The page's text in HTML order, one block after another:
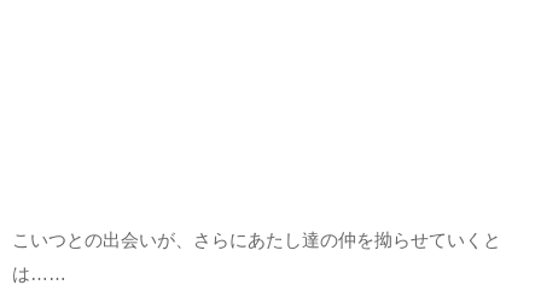
こいつとの出会いが、さらにあたし達の仲を拗らせていくと
は……